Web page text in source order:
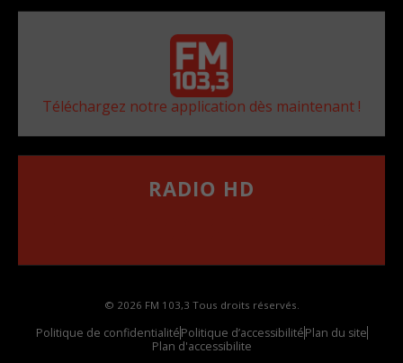
Téléchargez notre application dès maintenant !
RADIO HD
© 2026 FM 103,3 Tous droits réservés.
Politique de confidentialitéPolitique d’accessibilitéPlan du site
Plan d'accessibilite